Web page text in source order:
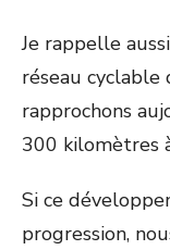
Je rappelle
réseau
rapprochons
300 kilomètres
Si ce
progression,